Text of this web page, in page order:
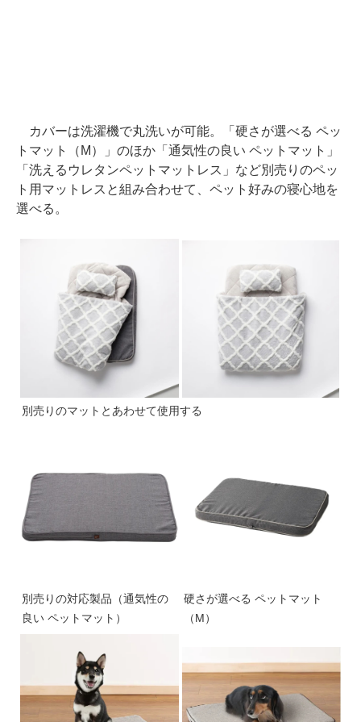
カバーは洗濯機で丸洗いが可能。「硬さが選べる ペッ
トマット（M）」のほか「通気性の良い ペットマット」
「洗えるウレタンペットマットレス」など別売りのペッ
ト用マットレスと組み合わせて、ペット好みの寝心地を
選べる。
別売りのマットとあわせて使用する
別売りの対応製品（通気性の
良い ペットマット）
硬さが選べる ペットマット
（M）